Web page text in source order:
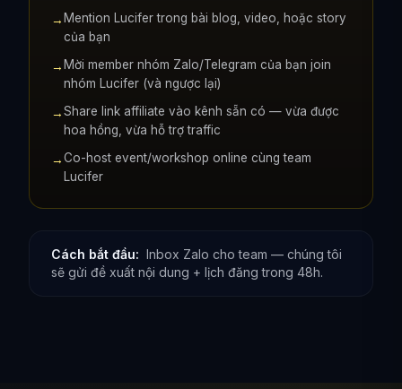
→ Mention Lucifer trong bài blog, video, hoặc story
của bạn
→ Mời member nhóm Zalo/Telegram của bạn join
nhóm Lucifer (và ngược lại)
→Share link affiliate vào kênh sẵn có — vừa được
hoa hồng, vừa hỗ trợ traffic
→Co-host event/workshop online cùng team
Lucifer
Cách bắt đầu: Inbox Zalo cho team — chúng tôi
sẽ gửi đề xuất nội dung + lịch đăng trong 48h.